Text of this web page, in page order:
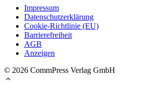
Impressum
Datenschutzerklärung
Cookie-Richtlinie (EU)
Barrierefreiheit
AGB
Anzeigen
© 2026 CommPress Verlag GmbH